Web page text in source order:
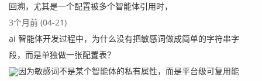
回溯，尤其是一个配置被多个智能体引用时，
3个月前 (04-21)
ai 智能体开发过程中，为什么没有把敏感词做成简单的字符串字
段，而是单独做一张配置表？
因为敏感词不是某个智能体的私有属性，而是平台级可复用能